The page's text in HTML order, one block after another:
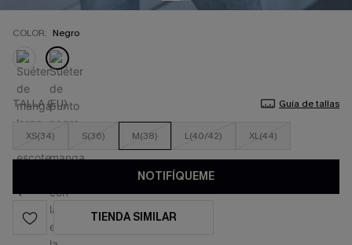
COLOR: Negro
TALLA (EU) Guía de tallas
XS(34) S(36) M(38) L(40/42) XL(44)
NOTIFÍQUEME
TIENDA SIMILAR